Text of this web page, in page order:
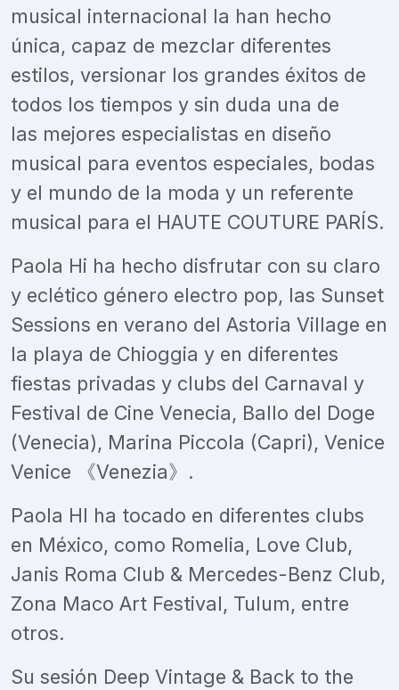
musical internacional la han hecho
única, capaz de mezclar diferentes
estilos, versionar los grandes éxitos de
todos los tiempos y sin duda una de
las mejores especialistas en diseño
musical para eventos especiales, bodas
y el mundo de la moda y un referente
musical para el HAUTE COUTURE PARÍS.
Paola Hi ha hecho disfrutar con su claro
y eclético género electro pop, las Sunset
Sessions en verano del Astoria Village en
la playa de Chioggia y en diferentes
fiestas privadas y clubs del Carnaval y
Festival de Cine Venecia, Ballo del Doge
(Venecia), Marina Piccola (Capri), Venice
Venice 《Venezia》.
Paola HI ha tocado en diferentes clubs
en México, como Romelia, Love Club,
Janis Roma Club & Mercedes-Benz Club,
Zona Maco Art Festival, Tulum, entre
otros.
Su sesión Deep Vintage & Back to the